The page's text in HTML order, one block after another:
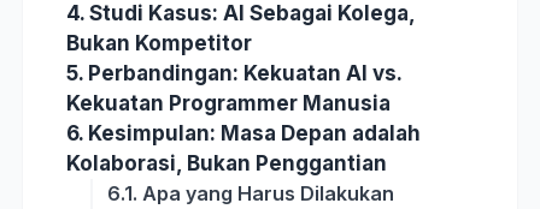
4. Studi Kasus: AI Sebagai Kolega,
Bukan Kompetitor
5. Perbandingan: Kekuatan AI vs.
Kekuatan Programmer Manusia
6. Kesimpulan: Masa Depan adalah
Kolaborasi, Bukan Penggantian
6.1. Apa yang Harus Dilakukan